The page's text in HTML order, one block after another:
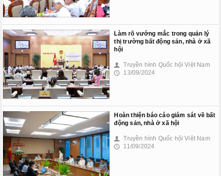
Làm rõ vướng mắc trong quản lý
thị trường bất động sản, nhà ở xã
hội
👤 Truyền hình Quốc hội Việt Nam
🕔 13/09/2024
Hoàn thiện báo cáo giám sát về bất
động sản, nhà ở xã hội
👤 Truyền hình Quốc hội Việt Nam
🕔 11/09/2024